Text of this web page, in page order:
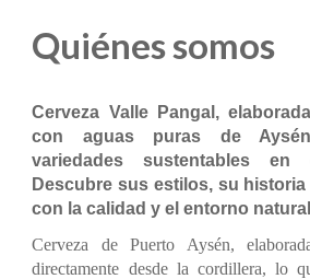
Quiénes somos
Cerveza Valle Pangal,
con aguas puras de
variedades sustentables
Descubre sus estilos, su
con la calidad y el entorno natural
Cerveza de Puerto Aysén,
directamente desde la cordillera, lo